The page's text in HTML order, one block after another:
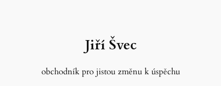
Jiří Švec
obchodník pro jistou změnu k úspěchu